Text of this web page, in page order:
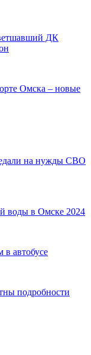
ДК
Омска – новые
на нужды СВО
воды в Омске 2024
автобусе
подробности